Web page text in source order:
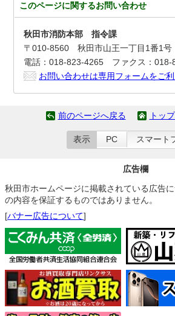
このページに関するお問い合わせ
秋田市消防本部 指令課
〒010-8560 秋田市山王一丁目1番1
電話：018-823-4265 ファクス：018-
お問い合わせは専用フォームをご利
前のページへ戻る トッ
表示 PC スマート
広告欄
秋田市ホームページに掲載されている広告
の内容を保証するものではありません。
[バナー広告について]